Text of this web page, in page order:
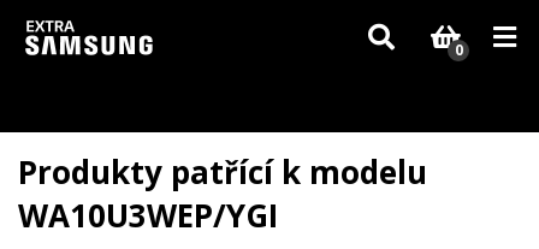
Vzhledem k aktuální situaci se může dodání dílů, které nejsou skladem,
zpozdit. Děkujeme za pochopení.
0
Produkty patřící k modelu
WA10U3WEP/YGI